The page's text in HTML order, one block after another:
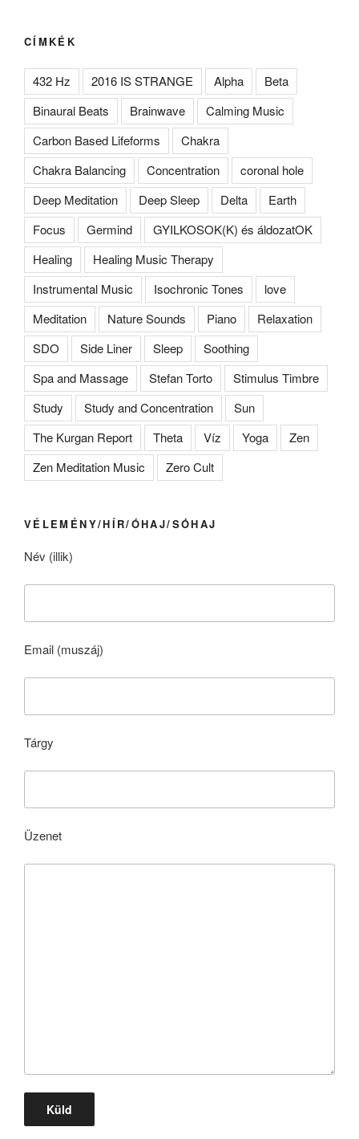
CÍMKÉK
432 Hz 2016 IS STRANGE Alpha
Beta
Binaural Beats
Brainwave
Calming Music
Carbon Based Lifeforms
Chakra
Chakra Balancing
Concentration
coronal hole
Deep Meditation
Deep Sleep Delta
Earth
Focus
Germind
GYILKOSOK(K) és áldozatOK
Healing
Healing Music Therapy
Instrumental Music
Isochronic Tones
love
Meditation
Nature Sounds Piano
Relaxation
SDO
Side Liner Sleep
Soothing
Spa and Massage
Stefan Torto
Stimulus Timbre
Study
Study and Concentration
Sun
The Kurgan Report
Theta Víz Yoga
Zen
Zen Meditation Music
Zero Cult
VÉLEMÉNY/HÍR/ÓHAJ/SÓHAJ
Név (illik)
Email (muszáj)
Tárgy
Üzenet